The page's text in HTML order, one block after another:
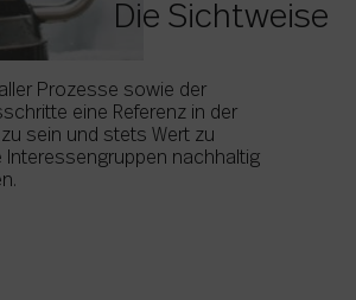
Die Sichtweise
aller Prozesse sowie der
eine Referenz in der
sein und stets Wert zu
Interessengruppen nachhaltig